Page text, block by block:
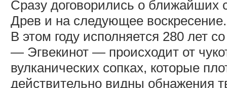
Сразу договорились о
Древ и на следующее воскресение.
В этом году исполняется 280 лет
— Эгвекинот — происходит от
вулканических сопках, которые
действительно видны обнажения